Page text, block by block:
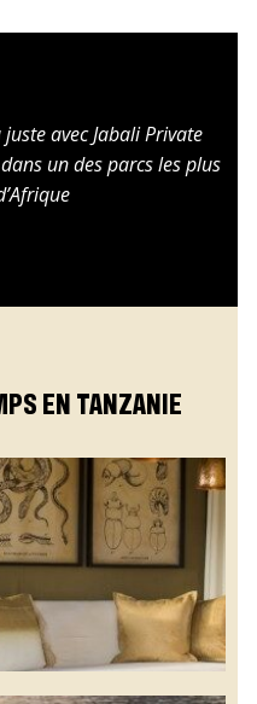
avec Jabali Private
un des parcs les plus
EN TANZANIE